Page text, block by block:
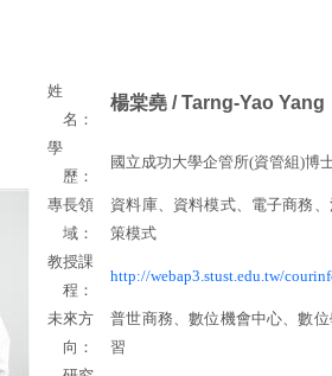
姓
名：
楊棠堯 / Tarng-Yao Yang
學
歷：
國立成功大學企管所(資管組)博
專長領
域：
資料庫、資料模式、電子商務
策模式
教授課
程：
http://webap3.stust.edu.tw/
未來方
向：
普世商務、數位機會中心、數位
習